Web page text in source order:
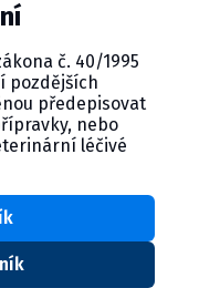
KTORÁ
Cymedica
svoju
pohodu.
Plus:
konferencie,
č. 40/1995
pozdějších
předepisovat
nebo
léčivé